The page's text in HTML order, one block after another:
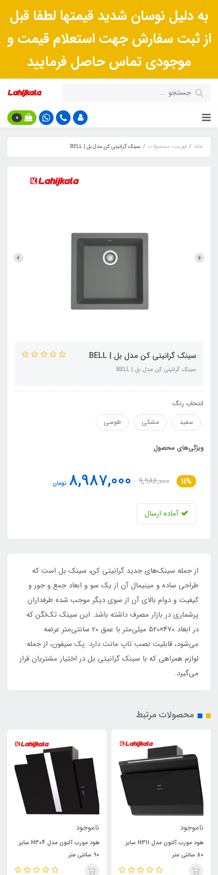
به دلیل نوسان شدید قیمتها لطفا قبل
از ثبت سفارش جهت استعلام قیمت و
موجودی تماس حاصل فرمایید
0
خانه فهرست محصولات سینک گرانیتی کن مدل بل | BELL
سینک گرانیتی کن مدل بل | BELL
سینک گرانیتی کن مدل بل | BELL
انتخاب رنگ:
سفید
مشکی طوسی
ویژگی‌های محصول
11%
9,986,000
8,987,000 تومان
آماده ارسال
از جمله سینک‌های جدید گرانیتی کن، سینک بل است که
طراحی ساده و مینیمال آن از یک سو و ابعاد جمع و جور و
کیفیت و دوام بالای آن از سوی دیگر موجب شده طرفداران
پرشماری در بازار مصرف داشته باشد. این سینک تک‌لگن که
در ابعاد 470×520 میلی‌متر با عمق 20 سانتی‌متر عرضه
می‌شود، قابلیت نصب تاپ مانت دارد. پک سیفون، از جمله
لوازم همراهی که با سینک گرانیتی بل در اختیار مشتریان قرار
می‌گیرد.
محصولات مرتبط
ناموجود
هود مورب آلتون مدل H311 سایز
80 سانتی متر
ناموجود
هود مورب آلتون مدل H304 سایز
90 سانتی متر